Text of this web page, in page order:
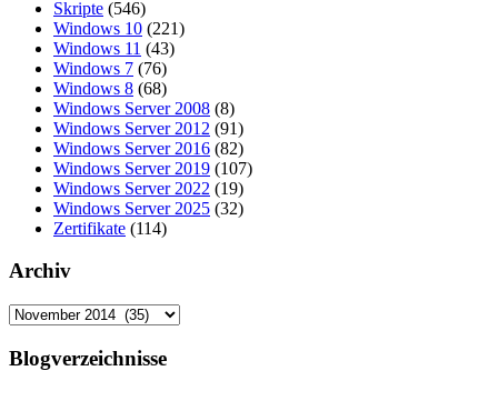
Skripte (546)
Windows 10 (221)
Windows 11 (43)
Windows 7 (76)
Windows 8 (68)
Windows Server 2008 (8)
Windows Server 2012 (91)
Windows Server 2016 (82)
Windows Server 2019 (107)
Windows Server 2022 (19)
Windows Server 2025 (32)
Zertifikate (114)
Archiv
Archiv
Blogverzeichnisse